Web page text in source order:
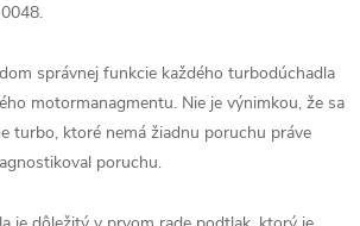
správnej funkcie každého turbodúchadla
motormanagmentu. Nie je výnimkou, že sa
turbo, ktoré nemá žiadnu poruchu práve
poruchu.